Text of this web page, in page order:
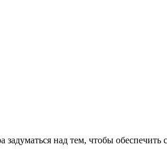
над тем, чтобы обеспечить